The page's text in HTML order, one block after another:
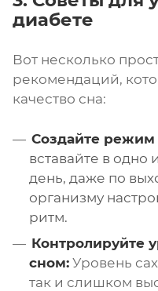
диабете
Вот несколько
рекомендаций,
качество сна:
Создайте режим
вставайте в
день, даже по
организму
ритм.
Контролируйте
сном: Уровень
так и слишком